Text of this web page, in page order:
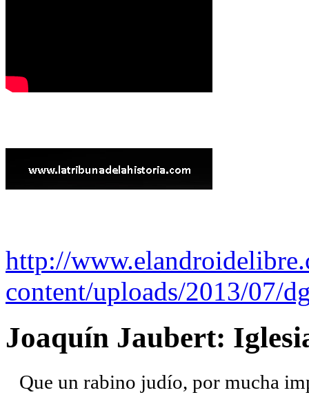
http://
content/uploads/2013/07/
Joaquín Jaubert:
Que un rabino judío, por mucha